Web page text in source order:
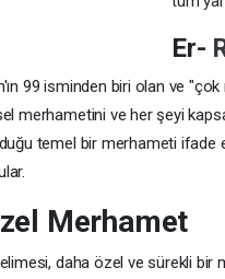
Er-
99 isminden biri olan ve "çok
merhametini ve her şeyi
temel bir merhameti ifade
Merhamet